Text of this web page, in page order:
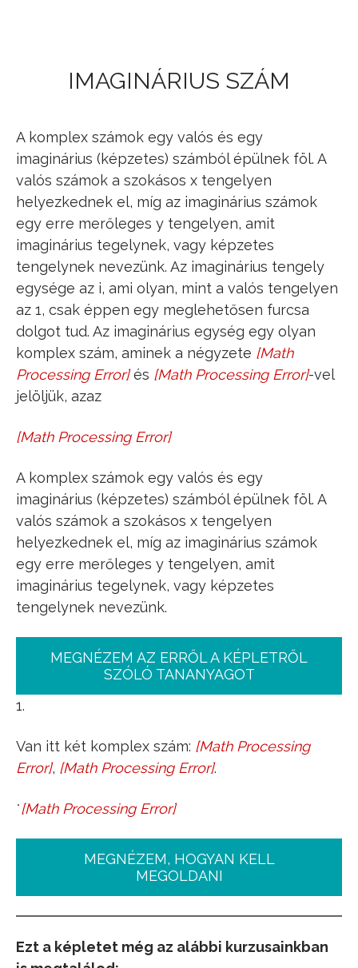
IMAGINÁRIUS SZÁM
A komplex számok egy valós és egy
imaginárius (képzetes) számból épülnek föl. A
valós számok a szokásos x tengelyen
helyezkednek el, míg az imaginárius számok
egy erre merőleges y tengelyen, amit
imaginárius tegelynek, vagy képzetes
tengelynek nevezünk. Az imaginárius tengely
egysége az i, ami olyan, mint a valós tengelyen
az 1, csak éppen egy meglehetősen furcsa
dolgot tud. Az imaginárius egység egy olyan
komplex szám, aminek a négyzete [Math
Processing Error]
−1
és [Math Processing Error]
i
-vel
jelöljük, azaz
[Math Processing Error]
i2=−1
A komplex számok egy valós és egy
imaginárius (képzetes) számból épülnek föl. A
valós számok a szokásos x tengelyen
helyezkednek el, míg az imaginárius számok
egy erre merőleges y tengelyen, amit
imaginárius tegelynek, vagy képzetes
tengelynek nevezünk.
MEGNÉZEM AZ ERRŐL A KÉPLETRŐL
SZÓLÓ TANANYAGOT
1.
Van itt két komplex szám: [Math Processing
Error]
z1=4+3 i
, [Math Processing Error]
z2=1+2 i .
˙[Math Processing Error]
z1+z2= ?
MEGNÉZEM, HOGYAN KELL
MEGOLDANI
Ezt a képletet még az alábbi kurzusainkban